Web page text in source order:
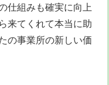
仕組みも確実に向上
来てくれて本当に助
の事業所の新しい価